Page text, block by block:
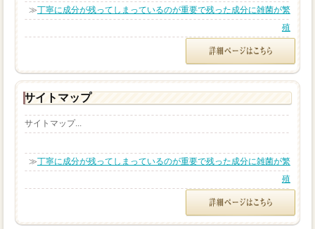
≫丁寧に成分が残ってしまっているのが重要で残った成分に雑菌が繁
殖
サイトマップ
サイトマップ...
≫丁寧に成分が残ってしまっているのが重要で残った成分に雑菌が繁
殖